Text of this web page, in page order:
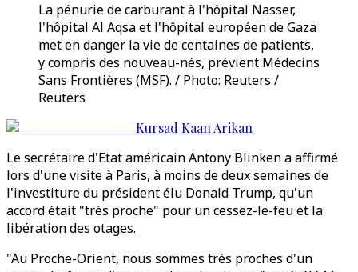
La pénurie de carburant à l'hôpital Nasser,
l'hôpital Al Aqsa et l'hôpital européen de Gaza
met en danger la vie de centaines de patients,
y compris des nouveau-nés, prévient Médecins
Sans Frontières (MSF). / Photo: Reuters /
Reuters
Kursad Kaan Arikan
Le secrétaire d'Etat américain Antony Blinken a affirmé
lors d'une visite à Paris, à moins de deux semaines de
l'investiture du président élu Donald Trump, qu'un
accord était "très proche" pour un cessez-le-feu et la
libération des otages.
"Au Proche-Orient, nous sommes très proches d'un